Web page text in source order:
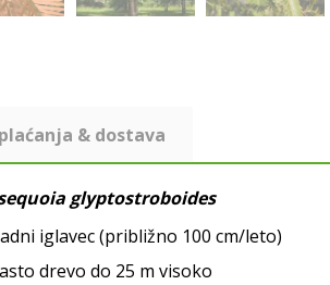
& dostava
glyptostroboides
iglavec (približno 100 cm/leto)
drevo do 25 m visoko